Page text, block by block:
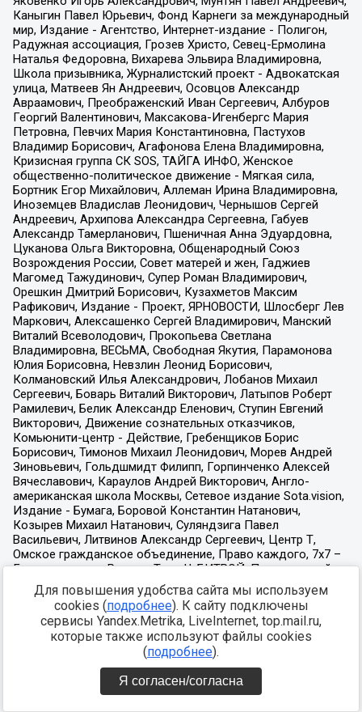
Для повышения удобства сайта мы используем
cookies (подробнее). К сайту подключены
сервисы Yandex.Metrika, LiveInternet, top.mail.ru,
которые также используют файлы cookies
(подробнее).
Я согласен/согласна